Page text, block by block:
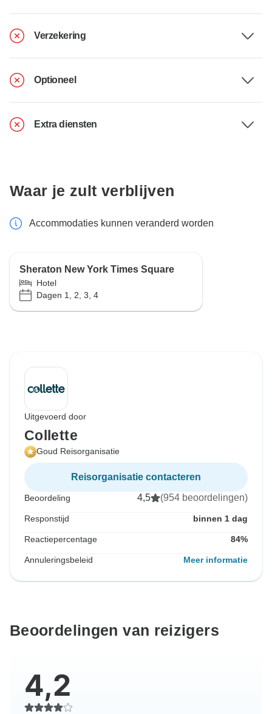
Verzekering
Optioneel
Extra diensten
Waar je zult verblijven
Accommodaties kunnen veranderd worden
Sheraton New York Times Square
Hotel
Dagen 1, 2, 3, 4
Uitgevoerd door
Collette
Goud Reisorganisatie
Reisorganisatie contacteren
Beoordeling 4,5 (954 beoordelingen)
Responstijd binnen 1 dag
Reactiepercentage 84%
Annuleringsbeleid Meer informatie
Beoordelingen van reizigers
4,2